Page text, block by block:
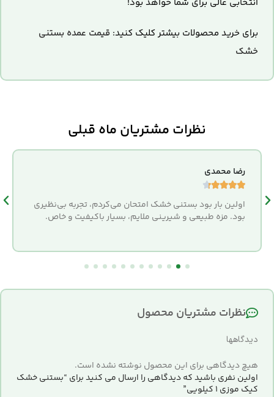
برای خرید محصولات بیشتر کلیک کنید: قیمت عمده بستنی
خشک
نظرات مشتریان ماه قبلی
رضا محمدی





اولین بار بود بستنی خشک امتحان می‌کردم، تجربه بی‌نظیری
بود. مزه طبیعی و شیرینی ملایم، بسیار باکیفیت و خاص.
نظرات مشتریان محصول
دیدگاهها
هیچ دیدگاهی برای این محصول نوشته نشده است.
اولین نفری باشید که دیدگاهی را ارسال می کنید برای “بستنی خشک
کیک موزی 1 کیلویی”